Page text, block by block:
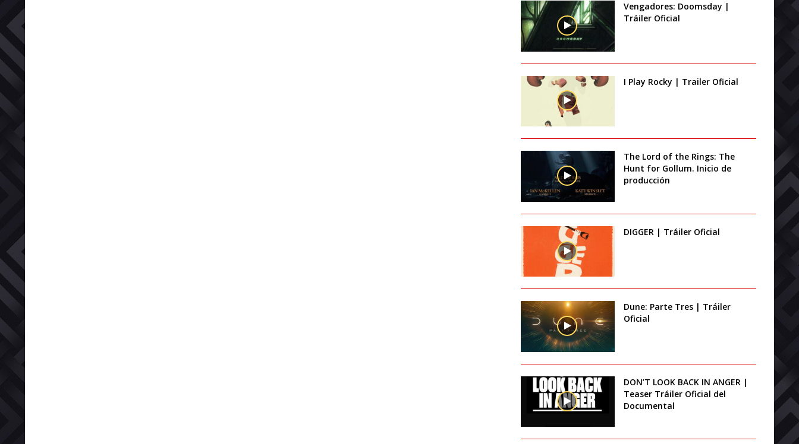
Vengadores: Doomsday |
Tráiler Oficial
I Play Rocky | Trailer Oficial
The Lord of the Rings: The
Hunt for Gollum. Inicio de
producción
DIGGER | Tráiler Oficial
Dune: Parte Tres | Tráiler
Oficial
DON’T LOOK BACK IN ANGER |
Teaser Tráiler Oficial del
Documental